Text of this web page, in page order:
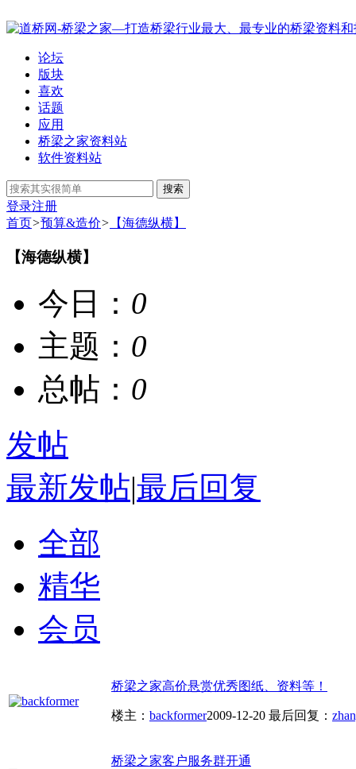
论坛
版块
喜欢
话题
应用
桥梁之家资料站
软件资料站
搜索
登录注册
首页>预算&造价> 【海德纵横】
【海德纵横】
今日： 0
主题： 0
总帖： 0
发帖
最新发帖|最后回复
全部
精华
会员
桥梁之家高价悬赏优秀图纸、资料等！
楼主： backformer2009-12-20 最后回复：
桥梁之家客户服务群开通